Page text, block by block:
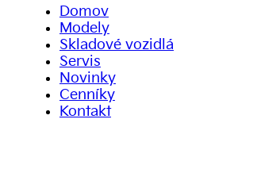
Domov
Modely
Skladové vozidlá
Servis
Novinky
Cenníky
Kontakt